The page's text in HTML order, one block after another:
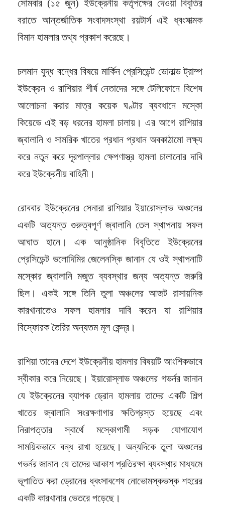
সোমবার (১৫ জুন) ইউক্রেনীয় কর্তৃপক্ষের দেওয়া বিবৃতির
বরাতে আন্তর্জাতিক সংবাদসংস্থা রয়টার্স এই ধ্বংসাত্মক
বিমান হামলার তথ্য প্রকাশ করেছে।
চলমান যুদ্ধ বন্ধের বিষয়ে মার্কিন প্রেসিডেন্ট ডোনাল্ড ট্রাম্প
ইউক্রেন ও রাশিয়ার শীর্ষ নেতাদের সঙ্গে টেলিফোনে বিশেষ
আলোচনা করার মাত্র কয়েক ঘণ্টার ব্যবধানে মস্কো
কিয়েভে এই বড় ধরনের হামলা চালায়। এর আগে রাশিয়ার
জ্বালানি ও সামরিক খাতের প্রধান প্রধান অবকাঠামো লক্ষ্য
করে নতুন করে দূরপাল্লার ক্ষেপণাস্ত্র হামলা চালানোর দাবি
করে ইউক্রেনীয় বাহিনী।
রোববার ইউক্রেনের সেনারা রাশিয়ার ইয়ারোস্লাভ অঞ্চলের
একটি অত্যন্ত গুরুত্বপূর্ণ জ্বালানি তেল স্থাপনায় সফল
আঘাত হানে। এক আনুষ্ঠানিক বিবৃতিতে ইউক্রেনের
প্রেসিডেন্ট ভলোদিমির জেলেনস্কি জানান যে ওই স্থাপনাটি
মস্কোর জ্বালানি মজুত ব্যবস্থার জন্য অত্যন্ত জরুরি
ছিল। একই সঙ্গে তিনি তুলা অঞ্চলের আজট রাসায়নিক
কারখানাতেও সফল হামলার দাবি করেন যা রাশিয়ার
বিস্ফোরক তৈরির অন্যতম মূল কেন্দ্র।
রাশিয়া তাদের দেশে ইউক্রেনীয় হামলার বিষয়টি আংশিকভাবে
স্বীকার করে নিয়েছে। ইয়ারোস্লাভ অঞ্চলের গভর্নর জানান
যে ইউক্রেনের ব্যাপক ড্রোন হামলায় তাদের একটি শিল্প
খাতের জ্বালানি সংরক্ষণাগার ক্ষতিগ্রস্ত হয়েছে এবং
নিরাপত্তার স্বার্থে মস্কোগামী সড়ক যোগাযোগ
সাময়িকভাবে বন্ধ রাখা হয়েছে। অন্যদিকে তুলা অঞ্চলের
গভর্নর জানান যে তাদের আকাশ প্রতিরক্ষা ব্যবস্থার মাধ্যমে
ভূপাতিত করা ড্রোনের ধ্বংসাবশেষ নোভোমস্কভস্ক শহরের
একটি কারখানার ভেতরে পড়েছে।